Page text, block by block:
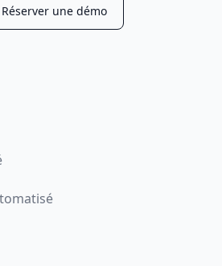
Réserver une démo